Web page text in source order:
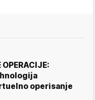
operisanje